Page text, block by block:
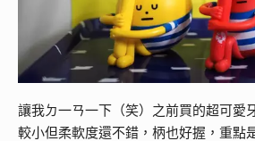
讓我ㄉ一ㄢ一下（笑）之前買的超可愛
較小但柔軟度還不錯，柄也好握，重點